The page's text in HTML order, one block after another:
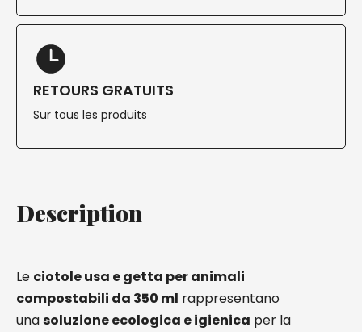
RETOURS GRATUITS
Sur tous les produits
Description
Le ciotole usa e getta per animali
compostabili da 350 ml rappresentano
unasoluzione ecologica e igienica per la